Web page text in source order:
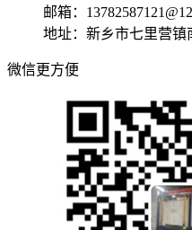
邮箱：
地址：新乡市七里营镇
微信更方便